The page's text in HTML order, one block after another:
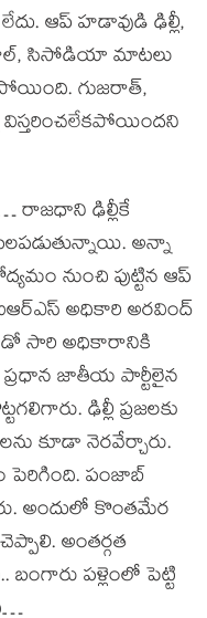
ఆప్ హడావుడి ఢిల్లీ,
సిసోడియా మాటలు
గుజరాత్,
విస్తరించలేకపోయిందని
రాజధాని ఢిల్లీకే
అన్నా
నుంచి పుట్టిన ఆప్
అధికారి అరవింద్
సారి అధికారానికి
ప్రధాన జాతీయ పార్టీలైన
ఢిల్లీ ప్రజలకు
కూడా నెరవేర్చారు.
పెరిగింది. పంజాబ్
అందులో కొంతమేర
అంతర్గత
బంగారు పళ్లెంలో పెట్టి